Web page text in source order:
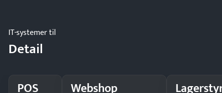
IT-systemer til
Detail
POS Webshop